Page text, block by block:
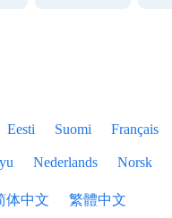
Eesti Suomi Français
Nederlands Norsk
体中文 繁體中文